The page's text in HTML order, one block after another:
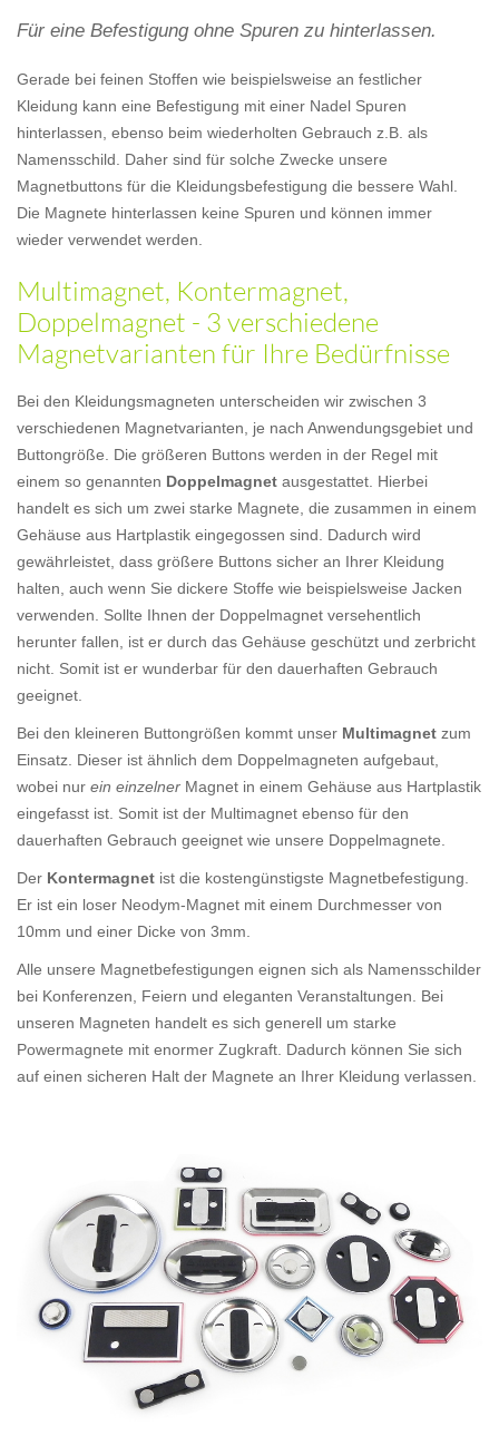
Für eine Befestigung ohne Spuren zu hinterlassen.
Gerade bei feinen Stoffen wie beispielsweise an festlicher
Kleidung kann eine Befestigung mit einer Nadel Spuren
hinterlassen, ebenso beim wiederholten Gebrauch z.B. als
Namensschild. Daher sind für solche Zwecke unsere
Magnetbuttons für die Kleidungsbefestigung die bessere Wahl.
Die Magnete hinterlassen keine Spuren und können immer
wieder verwendet werden.
Multimagnet, Kontermagnet,
Doppelmagnet - 3 verschiedene
Magnetvarianten für Ihre Bedürfnisse
Bei den Kleidungsmagneten unterscheiden wir zwischen 3
verschiedenen Magnetvarianten, je nach Anwendungsgebiet und
Buttongröße. Die größeren Buttons werden in der Regel mit
einem so genannten Doppelmagnet ausgestattet. Hierbei
handelt es sich um zwei starke Magnete, die zusammen in einem
Gehäuse aus Hartplastik eingegossen sind. Dadurch wird
gewährleistet, dass größere Buttons sicher an Ihrer Kleidung
halten, auch wenn Sie dickere Stoffe wie beispielsweise Jacken
verwenden. Sollte Ihnen der Doppelmagnet versehentlich
herunter fallen, ist er durch das Gehäuse geschützt und zerbricht
nicht. Somit ist er wunderbar für den dauerhaften Gebrauch
geeignet.
Bei den kleineren Buttongrößen kommt unser Multimagnet zum
Einsatz. Dieser ist ähnlich dem Doppelmagneten aufgebaut,
wobei nur ein einzelner Magnet in einem Gehäuse aus Hartplastik
eingefasst ist. Somit ist der Multimagnet ebenso für den
dauerhaften Gebrauch geeignet wie unsere Doppelmagnete.
Der Kontermagnet ist die kostengünstigste Magnetbefestigung.
Er ist ein loser Neodym-Magnet mit einem Durchmesser von
10mm und einer Dicke von 3mm.
Alle unsere Magnetbefestigungen eignen sich als Namensschilder
bei Konferenzen, Feiern und eleganten Veranstaltungen. Bei
unseren Magneten handelt es sich generell um starke
Powermagnete mit enormer Zugkraft. Dadurch können Sie sich
auf einen sicheren Halt der Magnete an Ihrer Kleidung verlassen.